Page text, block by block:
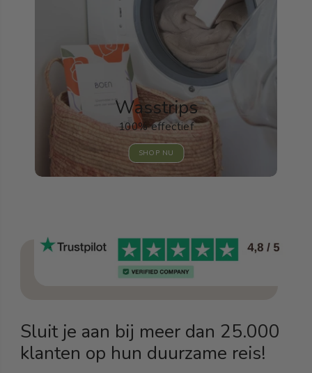
Wasstrips
100% effectief
SHOP NU
Sluit je aan bij meer dan 25.000
klanten op hun duurzame reis!